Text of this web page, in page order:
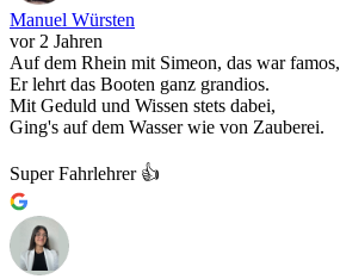
Manuel Würsten
vor 2 Jahren
Auf dem Rhein mit Simeon, das war famos,
Er lehrt das Booten ganz grandios.
Mit Geduld und Wissen stets dabei,
Ging's auf dem Wasser wie von Zauberei.
Super Fahrlehrer 👍